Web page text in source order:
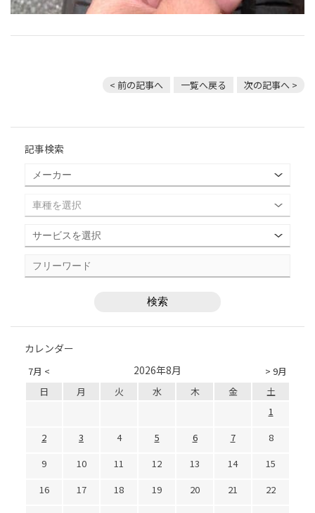
< 前の記事へ 一覧へ戻る 次の記事へ >
記事検索
カレンダー
7月 < > 9月
2026年8月
日 月 火 水 木 金
土
1
2
3 4 5 6 7
8
9
10 11 12 13 14
15
16
17 18 19 20 21
22